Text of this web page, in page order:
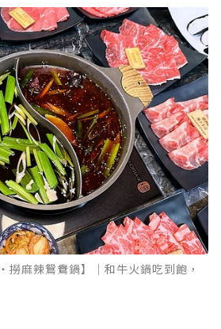
麻辣鴛鴦鍋】｜和牛火鍋吃到飽，